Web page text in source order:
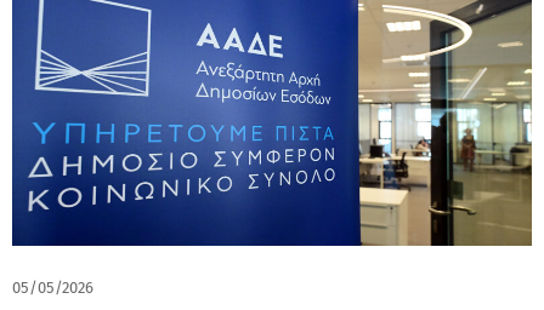
05/05/2026